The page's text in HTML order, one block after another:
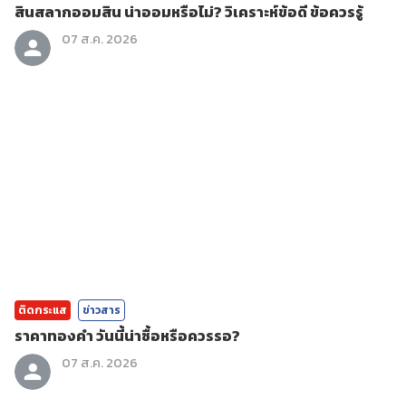
สินสลากออมสิน น่าออมหรือไม่? วิเคราะห์ข้อดี ข้อควรรู้
07 ส.ค. 2026
ติดกระแส ข่าวสาร
ราคาทองคํา วันนี้น่าซื้อหรือควรรอ?
07 ส.ค. 2026